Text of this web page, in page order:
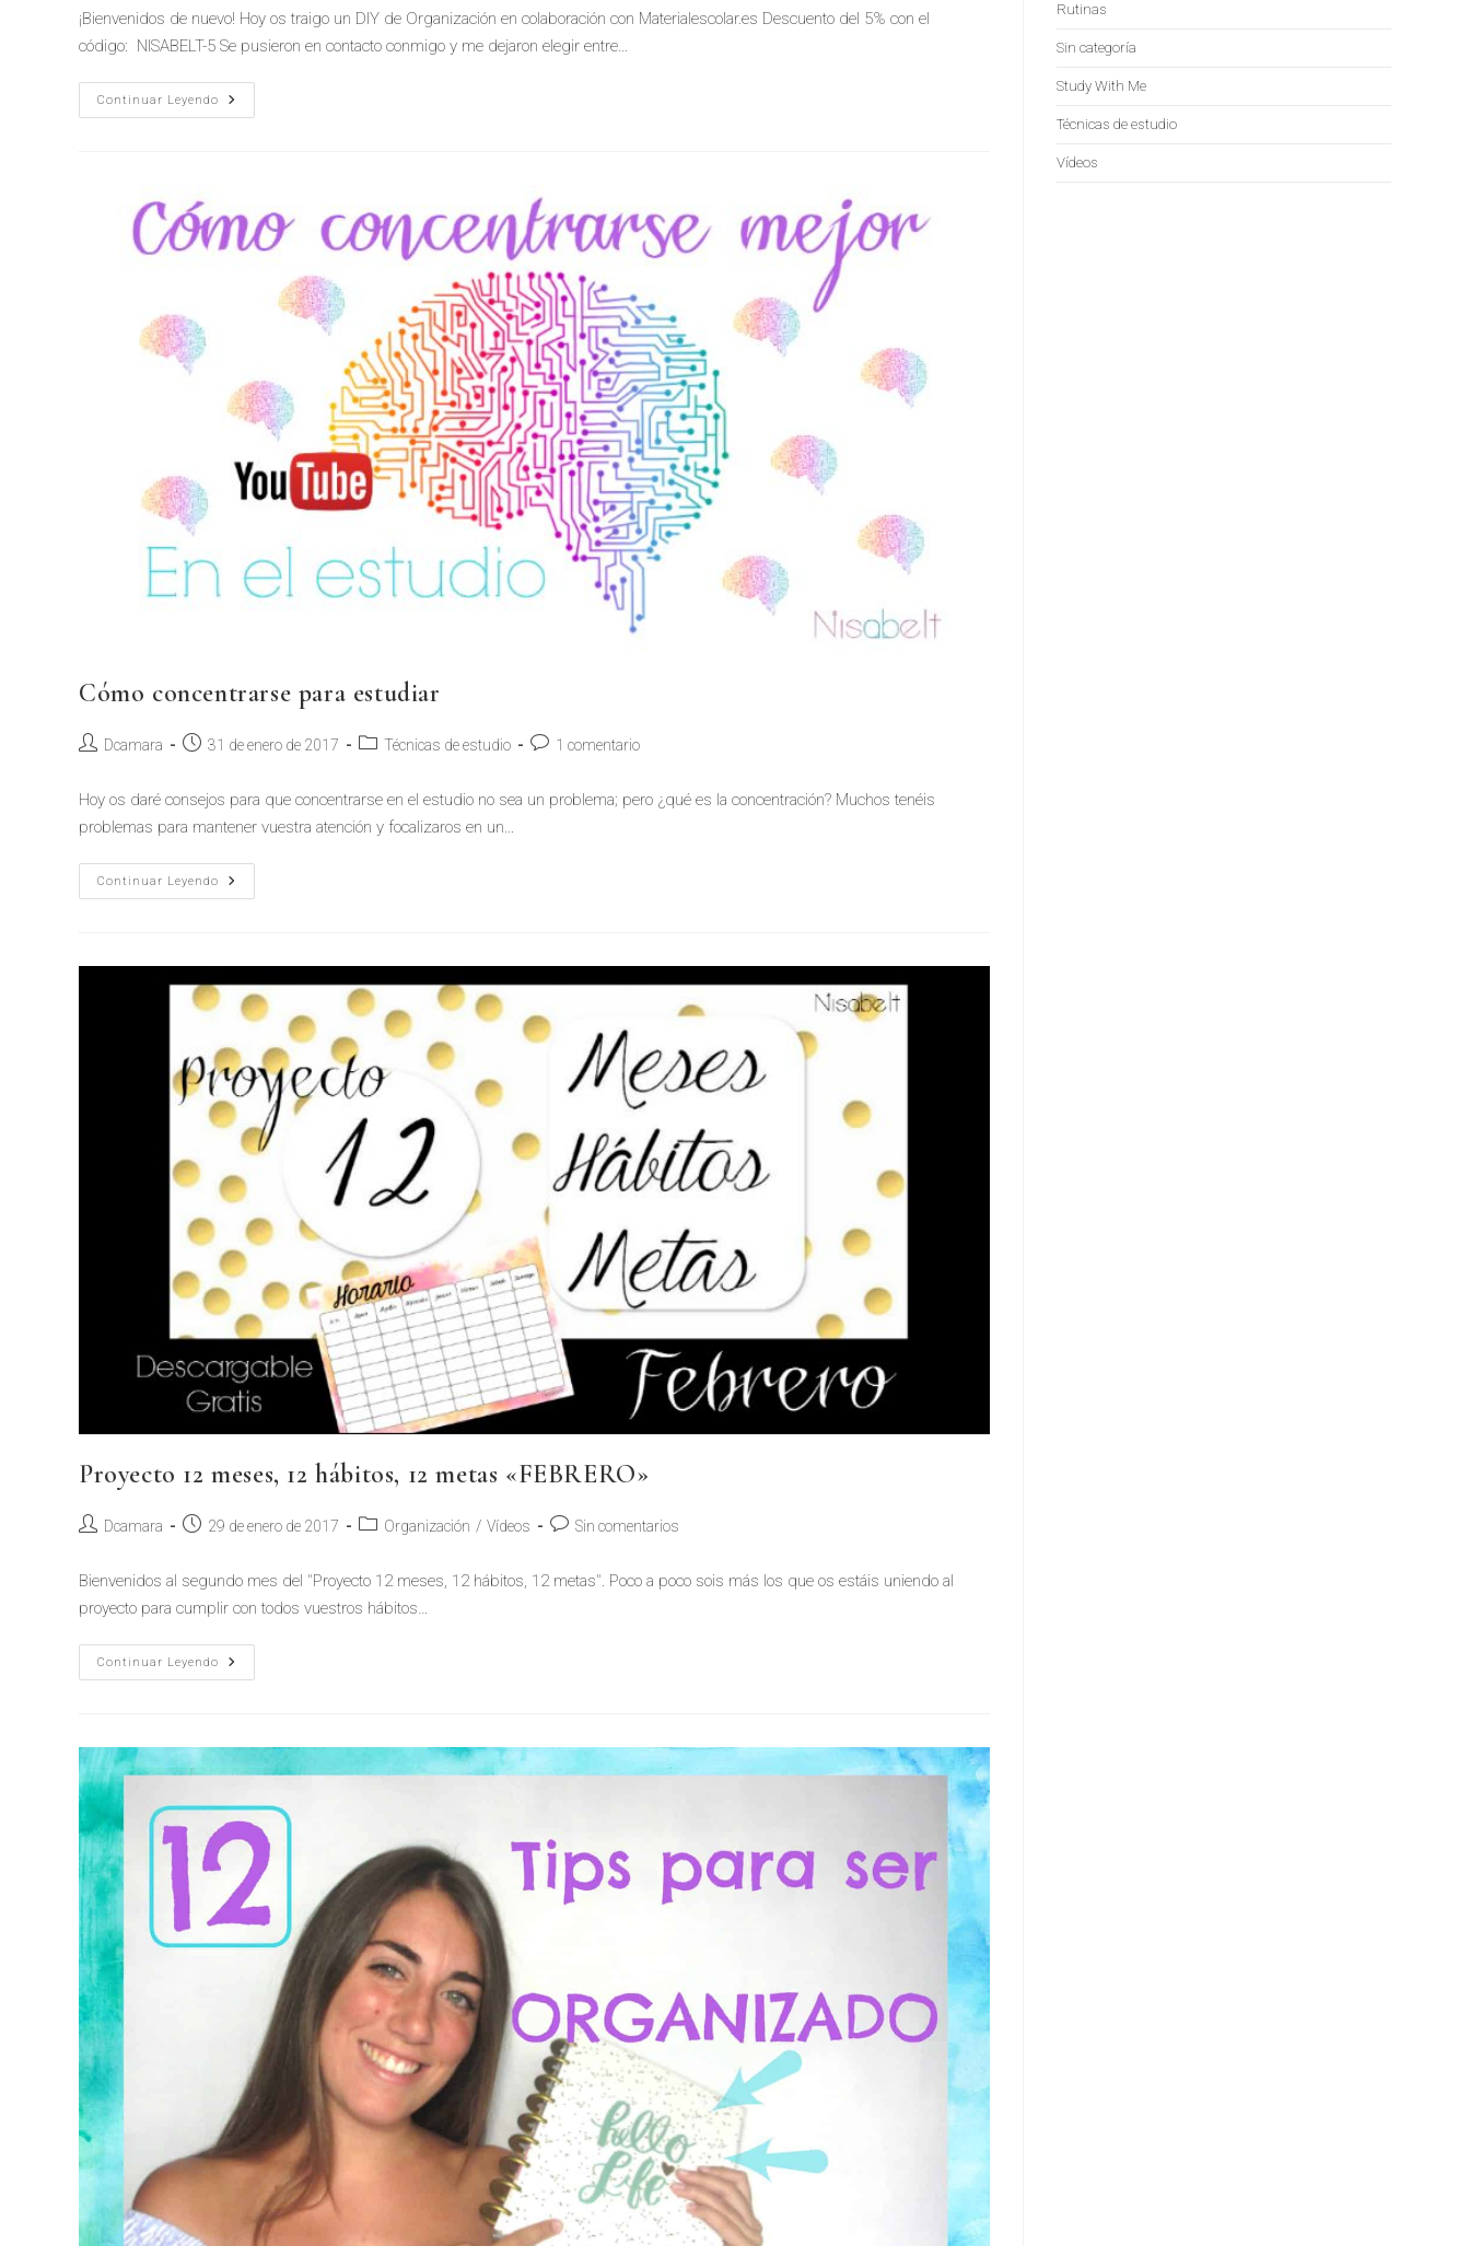
¡Bienvenidos de nuevo! Hoy os traigo un DIY de Organización en colaboración con Materialescolar.es Descuento del 5% con el
código: NISABELT-5 Se pusieron en contacto conmigo y me dejaron elegir entre…
Continuar Leyendo
Cómo concentrarse para estudiar
Dcamara 31 de enero de 2017 Técnicas de estudio 1 comentario
Hoy os daré consejos para que concentrarse en el estudio no sea un problema; pero ¿qué es la concentración? Muchos tenéis
problemas para mantener vuestra atención y focalizaros en un…
Continuar Leyendo
Proyecto 12 meses, 12 hábitos, 12 metas «FEBRERO»
Dcamara 29 de enero de 2017 Organización / Vídeos Sin comentarios
Bienvenidos al segundo mes del "Proyecto 12 meses, 12 hábitos, 12 metas". Poco a poco sois más los que os estáis uniendo al
proyecto para cumplir con todos vuestros hábitos…
Continuar Leyendo
Rutinas
Sin categoría
Study With Me
Técnicas de estudio
Vídeos